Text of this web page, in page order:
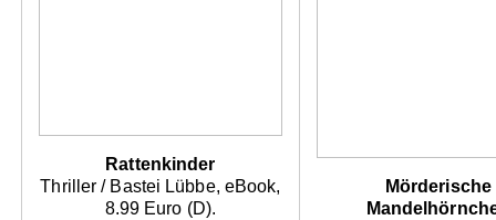
Rattenkinder
Thriller / Bastei Lübbe, eBook,
8.99 Euro (D).
Mörderische